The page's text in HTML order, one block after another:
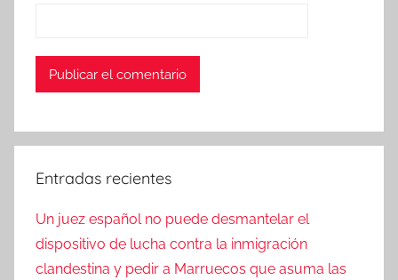
Entradas recientes
Un juez español no puede desmantelar el
dispositivo de lucha contra la inmigración
clandestina y pedir a Marruecos que asuma las